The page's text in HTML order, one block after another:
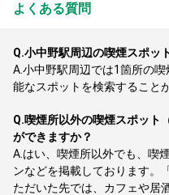
よくある質問
Q.小中野駅周辺の喫煙スポッ
A.小中野駅周辺では1箇所の
能なスポットを検索すること
Q.喫煙所以外の喫煙スポット
ができますか？
A. はい、喫煙所以外でも、喫
ンなどを掲載しております。
ただいた先では、カフェや居